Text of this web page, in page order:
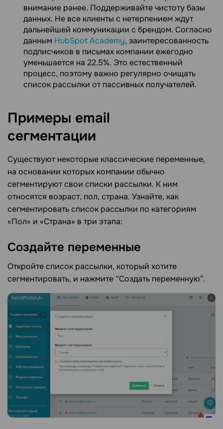
внимание ранее. Поддерживайте чистоту базы
данных. Не все клиенты с нетерпением ждут
дальнейшей коммуникации с брендом. Согласно
данным HubSpot Academy, заинтересованность
подписчиков в письмах компании ежегодно
уменьшается на 22.5%. Это естественный
процесс, поэтому важно регулярно очищать
список рассылки от пассивных получателей.
Примеры email
сегментации
Существуют некоторые классические переменные,
на основании которых компании обычно
сегментируют свои списки рассылки. К ним
относятся возраст, пол, страна. Узнайте, как
сегментировать список рассылки по категориям
«Пол» и «Страна» в три этапа:
Создайте переменные
Откройте список рассылки, который хотите
сегментировать, и нажмите “Создать переменную”.